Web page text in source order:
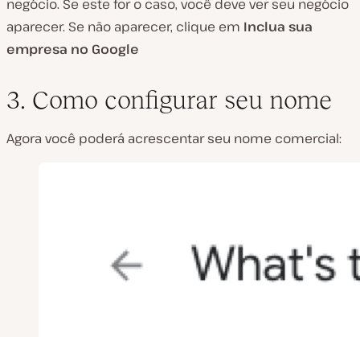
negócio. Se este for o caso, você deve ver seu negócio
aparecer. Se não aparecer, clique em Inclua sua
empresa no Google
3. Como configurar seu nome
Agora você poderá acrescentar seu nome comercial: